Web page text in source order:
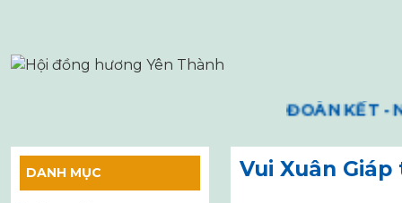
Skip
ĐOÀN KẾT -
DANH MỤC Vui Xuân